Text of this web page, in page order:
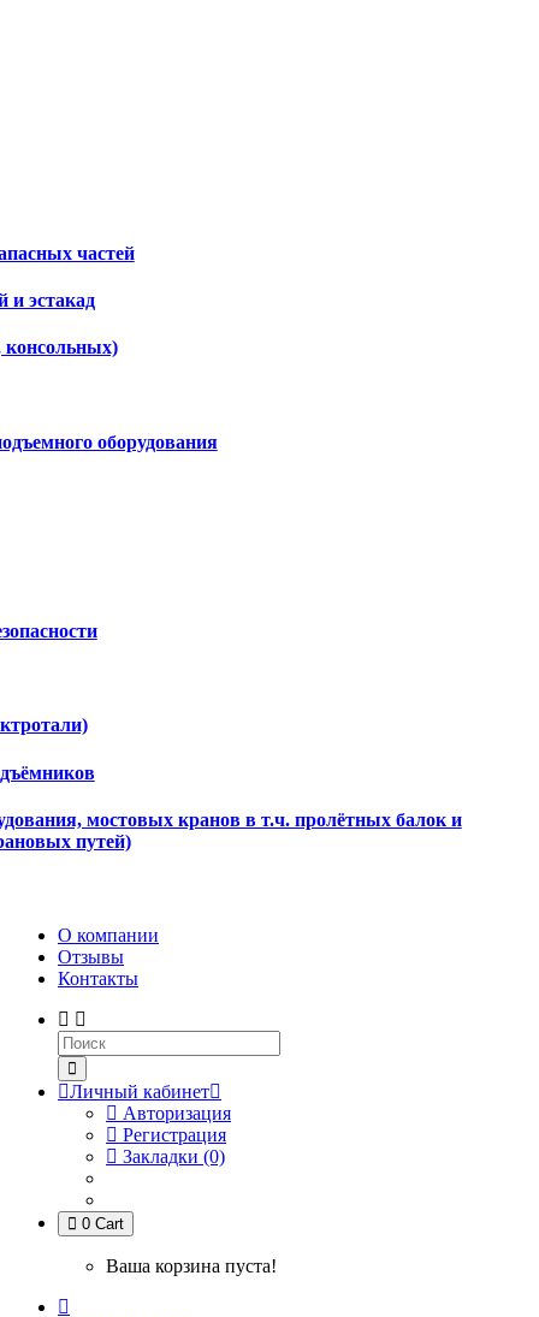
частей
и эстакад
консольных)
оборудования
мостовых кранов в т.ч. пролётных балок и
путей)
О компании
Отзывы
Контакты
Личный кабинет
Авторизация
Регистрация
Закладки (0)
0 Cart
Ваша корзина пуста!